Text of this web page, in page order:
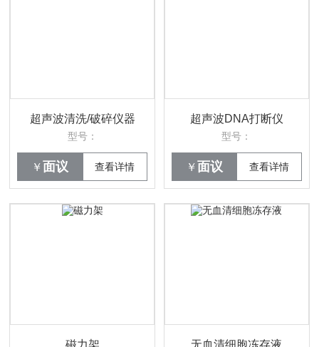
超声波清洗/破碎仪器
型号：
￥ 面议 查看详情
超声波DNA打断仪
型号：
￥ 面议 查看详情
磁力架 无血清细胞冻存液